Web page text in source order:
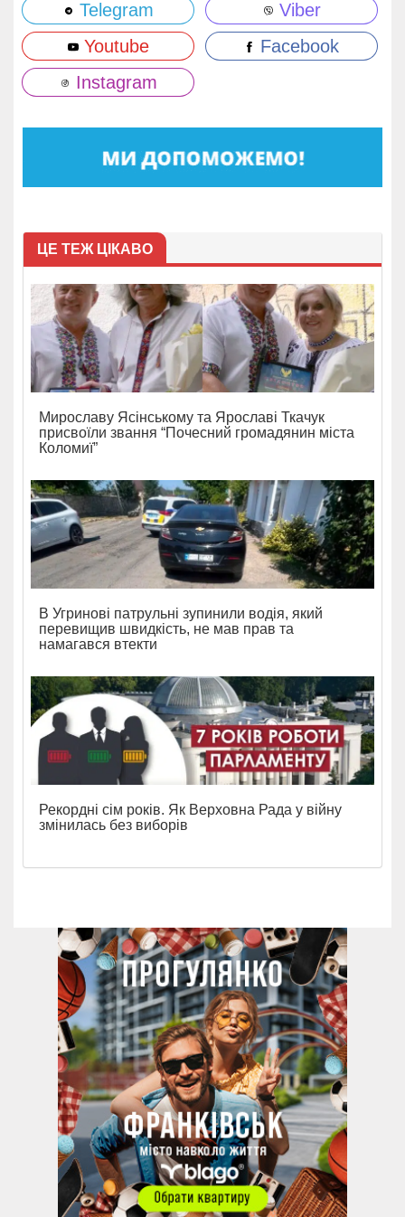
Telegram
Viber
Youtube
Facebook
Instagram
ЦЕ ТЕЖ ЦІКАВО
Мирославу Ясінському та Ярославі Ткачук
присвоїли звання “Почесний громадянин міста
Коломиї”
В Угринові патрульні зупинили водія, який
перевищив швидкість, не мав прав та
намагався втекти
Рекордні сім років. Як Верховна Рада у війну
змінилась без виборів